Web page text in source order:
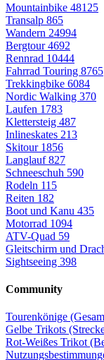
Mountainbike 48125
Transalp 865
Wandern 24994
Bergtour4692
Rennrad 10444
Fahrrad Touring 8765
Trekkingbike 6084
Nordic Walking 370
Laufen 1783
Klettersteig 487
Inlineskates 213
Skitour 1856
Langlauf827
Schneeschuh 590
Rodeln 115
Reiten 182
Boot und Kanu 435
Motorrad 1094
ATV-Quad 59
Gleitschirm und
Sightseeing 398
Community
Tourenkönige
Gelbe Trikots
Rot-Weißes Trikot